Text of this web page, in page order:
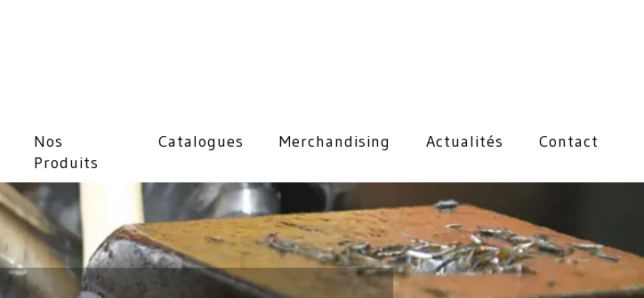
Nos
Produits
Catalogues Merchandising Actualités Contact